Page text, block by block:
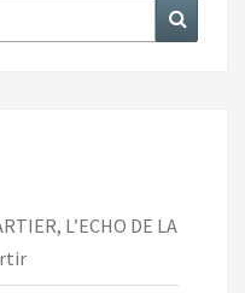
L’ECHO DE LA